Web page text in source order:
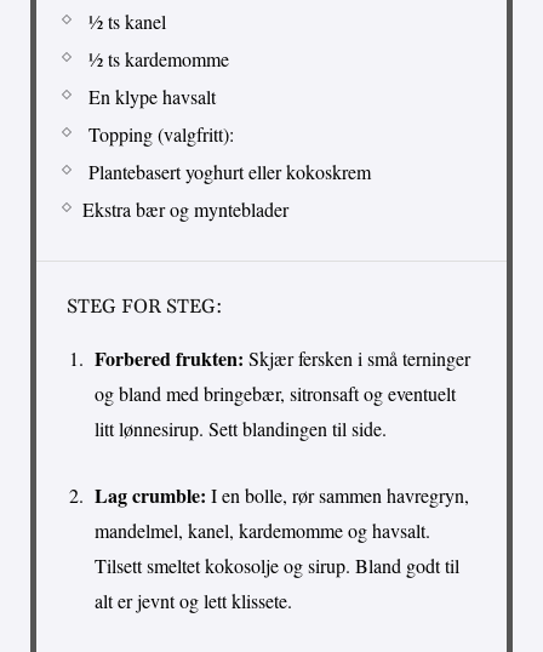
½ ts kanel
½ ts kardemomme
En klype havsalt
Topping (valgfritt):
Plantebasert yoghurt eller kokoskrem
Ekstra bær og mynteblader
STEG FOR STEG:
Forbered frukten: Skjær fersken i små terninger
og bland med bringebær, sitronsaft og eventuelt
litt lønnesirup. Sett blandingen til side.
Lag crumble: I en bolle, rør sammen havregryn,
mandelmel, kanel, kardemomme og havsalt.
Tilsett smeltet kokosolje og sirup. Bland godt til
alt er jevnt og lett klissete.